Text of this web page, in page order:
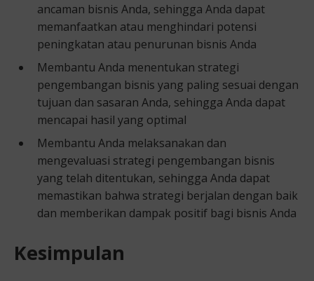
ancaman bisnis Anda, sehingga Anda dapat
memanfaatkan atau menghindari potensi
peningkatan atau penurunan bisnis Anda
Membantu Anda menentukan strategi
pengembangan bisnis yang paling sesuai dengan
tujuan dan sasaran Anda, sehingga Anda dapat
mencapai hasil yang optimal
Membantu Anda melaksanakan dan
mengevaluasi strategi pengembangan bisnis
yang telah ditentukan, sehingga Anda dapat
memastikan bahwa strategi berjalan dengan baik
dan memberikan dampak positif bagi bisnis Anda
Kesimpulan